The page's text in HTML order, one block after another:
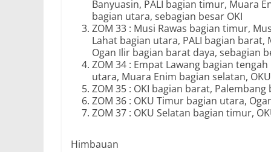
Banyuasin, PALI bagian timur, Muara
bagian utara, sebagian besar OKI
ZOM 33 : Musi Rawas bagian timur,
Lahat bagian utara, PALI bagian
Ogan Ilir bagian barat daya, sebagian
ZOM 34 : Empat Lawang bagian
utara, Muara Enim bagian selatan,
ZOM 35 : OKI bagian barat,
ZOM 36 : OKU Timur bagian utara,
ZOM 37 : OKU Selatan bagian timur,
Himbauan